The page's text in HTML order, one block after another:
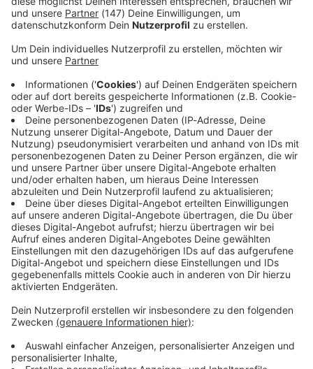
Immer auf dem Laufenden
bleiben!
Verpass' nichts mehr - mit unserem kostenlosen
ANTENNE BAYERN Newsletter. Ob Nachrichten,
Lifestyle oder unsere neuesten Aktionen - wir
informieren dich.